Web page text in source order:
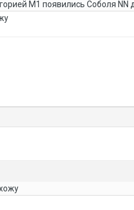
М1 появились Соболя NN